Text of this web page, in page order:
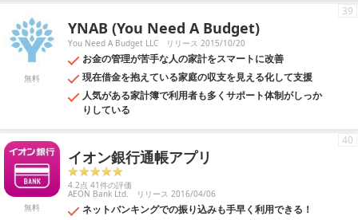
無料
YNAB (You Need A Budget)
You Need A Budget LLC リリース 2015/10/20
お金の管理が苦手な人の家計をスマートに改善
現在借金を抱えている家庭の収支を見える化して支援
人気がある家計簿で利用者も多くサポート体制がしっか
りしている
39
無料
イオン銀行通帳アプリ
4.2点 41件の評価
AEON Bank Ltd. リリース 2016/04/06
ネットバンキングでの振り込みも手早く利用できる！
40